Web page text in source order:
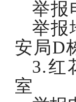
举报
举报
安局D
3.红
室